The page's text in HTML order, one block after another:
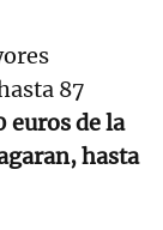
87
euros de la
hasta